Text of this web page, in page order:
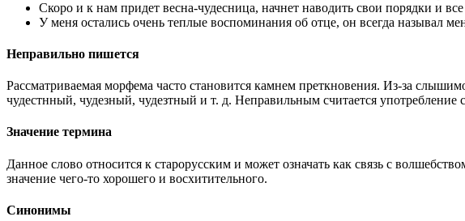
Скоро и к нам придет весна-чудесница, начнет наводить свои порядки и
У меня остались очень теплые воспоминания об отце, он всегда называл
Неправильно пишется
Рассматриваемая морфема часто становится камнем преткновения. Из-за
чудестнный, чудезный, чудезтный и т. д. Неправильным считается употребление
Значение термина
Данное слово относится к старорусским и может означать как связь с
значение чего-то хорошего и восхитительного.
Синонимы